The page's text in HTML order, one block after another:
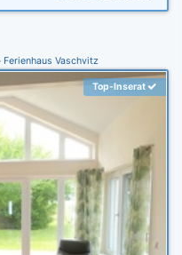
Ferienhaus Vaschvitz
Top-Inserat